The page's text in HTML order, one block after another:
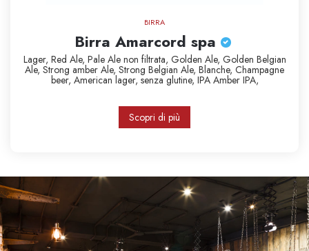
BIRRA
Birra Amarcord spa
Lager, Red Ale, Pale Ale non filtrata, Golden Ale, Golden Belgian
Ale, Strong amber Ale, Strong Belgian Ale, Blanche, Champagne
beer, American lager, senza glutine, IPA Amber IPA,
Scopri di più